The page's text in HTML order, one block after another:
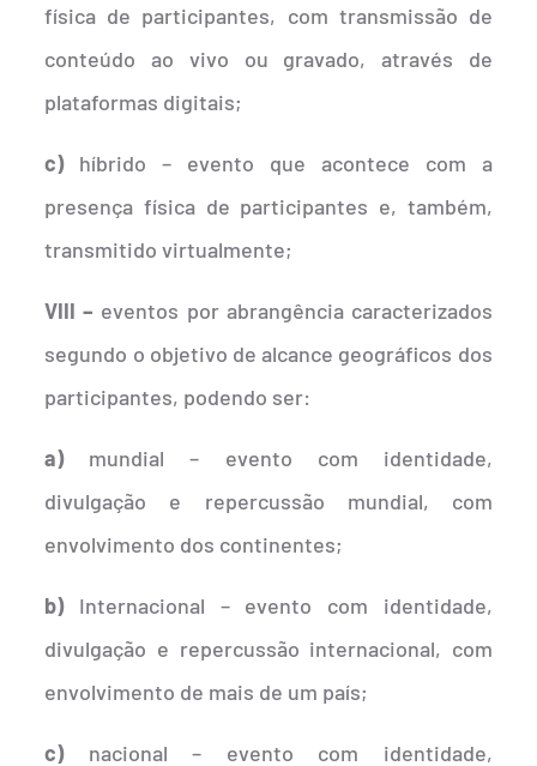
física de participantes, com transmissão de
conteúdo ao vivo ou gravado, através de
plataformas digitais;
c)híbrido – evento que acontece com a
presença física de participantes e, também,
transmitido virtualmente;
VIII – eventos por abrangência caracterizados
segundo o objetivo de alcance geográficos dos
participantes, podendo ser:
a)mundial – evento com identidade,
divulgação e repercussão mundial, com
envolvimento dos continentes;
b)Internacional – evento com identidade,
divulgação e repercussão internacional, com
envolvimento de mais de um país;
c)nacional – evento com identidade,